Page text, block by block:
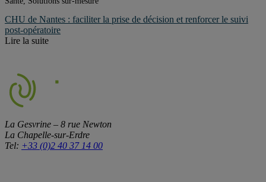
CHU de Nantes : faciliter la prise de décision et renforcer le suivi
post-opératoire
Lire la suite
La Gesvrine – 8 rue Newton
La Chapelle-sur-Erdre
Tel: +33 (0)2 40 37 14 00